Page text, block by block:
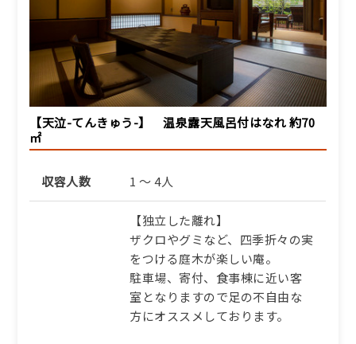
1泊2食付き
92,400円/人/泊 ～
詳細
ふるさと納税宿泊クーポン対象施
お一人様二杯。蟹刺し、蟹
しゃぶほか、多彩な味わい
に満ちる冬の宵【AP】
1泊2食付き
94,710円/人/泊 ～
詳細
【天泣-てんきゅう-】 温泉露天風呂付はなれ 約70
㎡
収容人数 1 ～ 4人
【独立した離れ】
ザクロやグミなど、四季折々の実
をつける庭木が楽しい庵。
駐車場、寄付、食事棟に近い客
室となりますので足の不自由な
方にオススメしております。